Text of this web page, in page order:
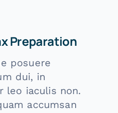
Preparation
posuere
dui, in
leo iaculis non.
accumsan